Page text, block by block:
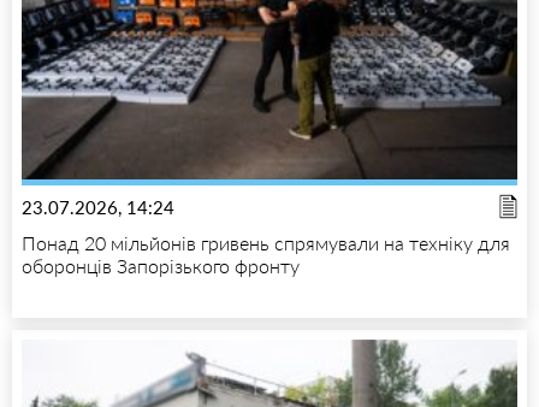
23.07.2026, 14:24
Понад 20 мільйонів гривень спрямували на техніку для
оборонців Запорізького фронту